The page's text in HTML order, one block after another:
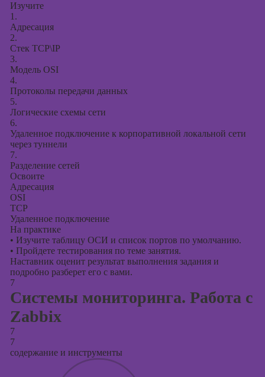
Изучите
1.
Адресация
2.
Стек TCP\IP
3.
Модель OSI
4.
Протоколы передачи данных
5.
Логические схемы сети
6.
Удаленное подключение к корпоративной локальной сети
через туннели
7.
Разделение сетей
Освоите
Адресация
OSI
TCP
Удаленное подключение
На практике
• Изучите таблицу ОСИ и список портов по умолчанию.
• Пройдете тестирования по теме занятия.
Наставник оценит результат выполнения задания и
подробно разберет его с вами.
7
Системы мониторинга. Работа с
Zabbix
7
7
содержание и инструменты